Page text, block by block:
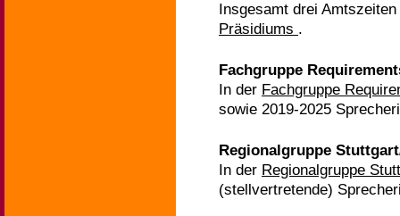
Insgesamt drei
Präsidiums .
Fachgruppe
In der Fachgruppe
sowie 2019-2025
Regionalgruppe
In der Regionalgruppe
(stellvertretende)